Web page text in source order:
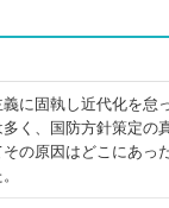
に固執し近代化を
く、国防方針策定の
の原因はどこにあっ